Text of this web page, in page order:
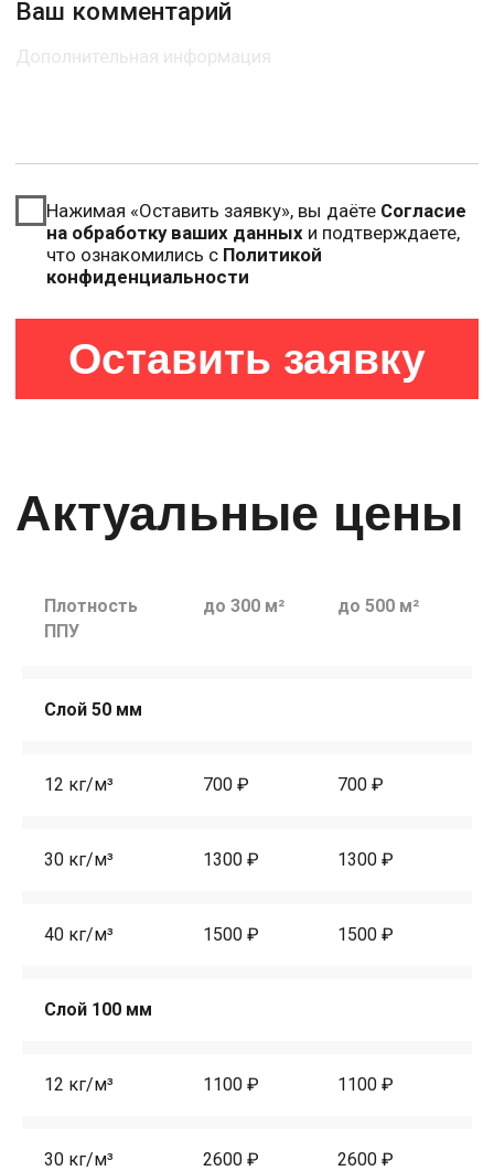
Плотность
ППУ
до 300 м² до 500 м²
Слой 50 мм
12 кг/м³ 700 ₽ 700 ₽
30 кг/м³ 1300 ₽ 1300 ₽
40 кг/м³ 1500 ₽ 1500 ₽
Слой 100 мм
12 кг/м³ 1100 ₽ 1100 ₽
30 кг/м³ 2600 ₽ 2600 ₽
на обработку ваших данных и подтверждаете,
Политикой